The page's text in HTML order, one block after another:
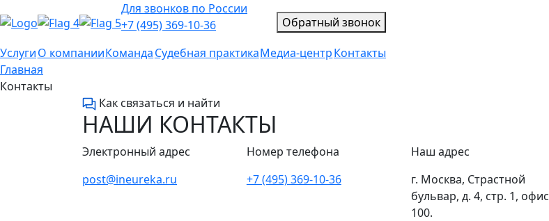
Для звонков по России
+7 (495) 369-10-36
Обратный звонок
УслугиО компанииКомандаСудебная практикаМедиа-центрКонтакты
Главная
Контакты
Как связаться и найти
НАШИ КОНТАКТЫ
Электронный адрес
post@ineureka.ru
Номер телефона
+7 (495) 369-10-36
Наш адрес
г. Москва, Страстной
бульвар, д. 4, стр. 1, офис
100.